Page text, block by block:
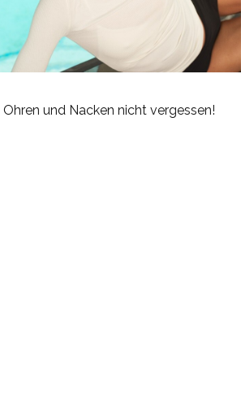
Ohren und Nacken nicht vergessen!